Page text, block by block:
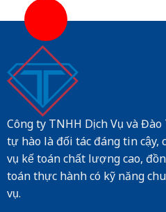
Công ty TNHH Dịch Vụ và
tự hào là đối tác đáng tin cậy,
vụ kế toán chất lượng cao,
toán thực hành có kỹ năng
vụ.